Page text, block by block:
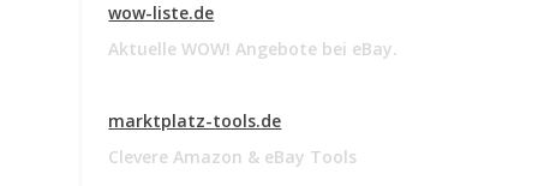
wow-liste.de
Aktuelle WOW! Angebote bei eBay.
marktplatz-tools.de
Clevere Amazon & eBay Tools